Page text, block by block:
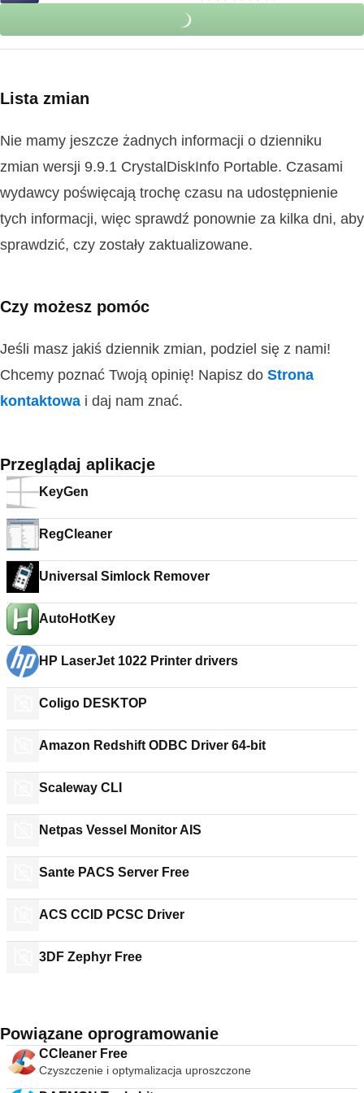
Lista zmian
Nie mamy jeszcze żadnych informacji o dzienniku
zmian wersji 9.9.1 CrystalDiskInfo Portable. Czasami
wydawcy poświęcają trochę czasu na udostępnienie
tych informacji, więc sprawdź ponownie za kilka dni, aby
sprawdzić, czy zostały zaktualizowane.
Czy możesz pomóc
Jeśli masz jakiś dziennik zmian, podziel się z nami!
Chcemy poznać Twoją opinię! Napisz do Strona
kontaktowa i daj nam znać.
Przeglądaj aplikacje
KeyGen
RegCleaner
Universal Simlock Remover
AutoHotKey
HP LaserJet 1022 Printer drivers
Coligo DESKTOP
Amazon Redshift ODBC Driver 64-bit
Scaleway CLI
Netpas Vessel Monitor AIS
Sante PACS Server Free
ACS CCID PCSC Driver
3DF Zephyr Free
Powiązane oprogramowanie
CCleaner Free
Czyszczenie i optymalizacja uproszczone